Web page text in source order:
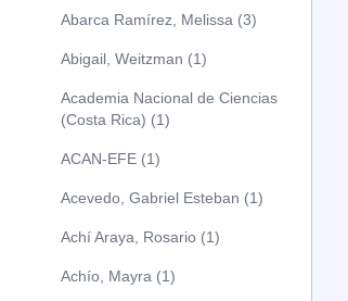
Abarca Ramírez, Melissa (3)
Abigail, Weitzman (1)
Academia Nacional de Ciencias
(Costa Rica) (1)
ACAN-EFE (1)
Acevedo, Gabriel Esteban (1)
Achí Araya, Rosario (1)
Achío, Mayra (1)